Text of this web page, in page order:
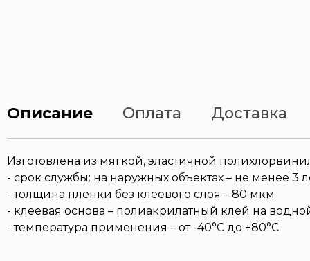
Описание Оплата Доставка
Изготовлена из мягкой, эластичной
- срок службы: на наружных объектах – не менее 3
- толщина пленки без клеевого слоя – 80 мкм
- клеевая основа – полиакрилатный клей на
- температура применения – от -40°С до +80°С